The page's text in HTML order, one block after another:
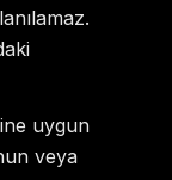
uygun
veya